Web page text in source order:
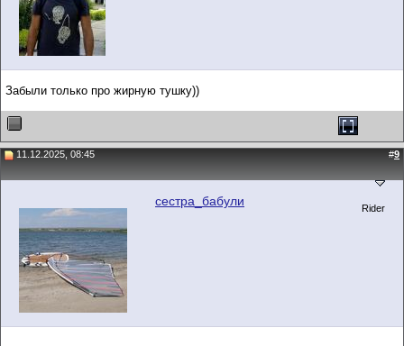
Забыли только про жирную тушку))
11.12.2025, 08:45 #9
сестра_бабули Rider